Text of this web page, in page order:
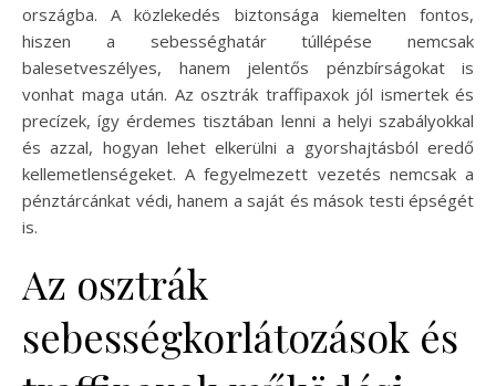
országba. A közlekedés biztonsága kiemelten fontos,
hiszen a sebességhatár túllépése nemcsak
balesetveszélyes, hanem jelentős pénzbírságokat is
vonhat maga után. Az osztrák traffipaxok jól ismertek és
precízek, így érdemes tisztában lenni a helyi szabályokkal
és azzal, hogyan lehet elkerülni a gyorshajtásból eredő
kellemetlenségeket. A fegyelmezett vezetés nemcsak a
pénztárcánkat védi, hanem a saját és mások testi épségét
is.
Az osztrák
sebességkorlátozások és